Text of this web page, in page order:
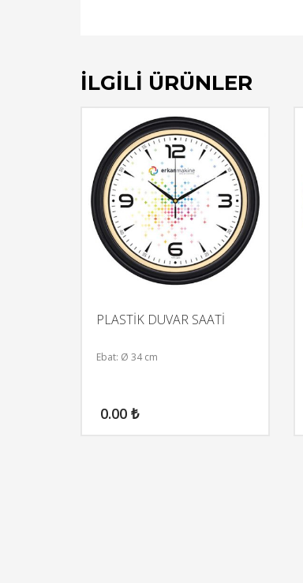
İLGILI ÜRÜNLER
PLASTİK DUVAR SAATİ
Ebat: Ø 34 cm
0.00 ₺